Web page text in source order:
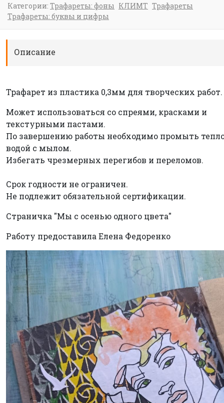
Категории: Трафареты: фоны КЛИМТ Трафареты
Трафареты: буквы и цифры
Описание
Трафарет из пластика 0,3мм для творческих работ.
Может использоваться со спреями, красками и
текстурными пастами.
По завершению работы необходимо промыть
водой с мылом.
Избегать чрезмерных перегибов и переломов.
Срок годности не ограничен.
Не подлежит обязательной сертификации.
Страничка "Мы с осенью одного цвета"
Работу предоставила Елена Федоренко